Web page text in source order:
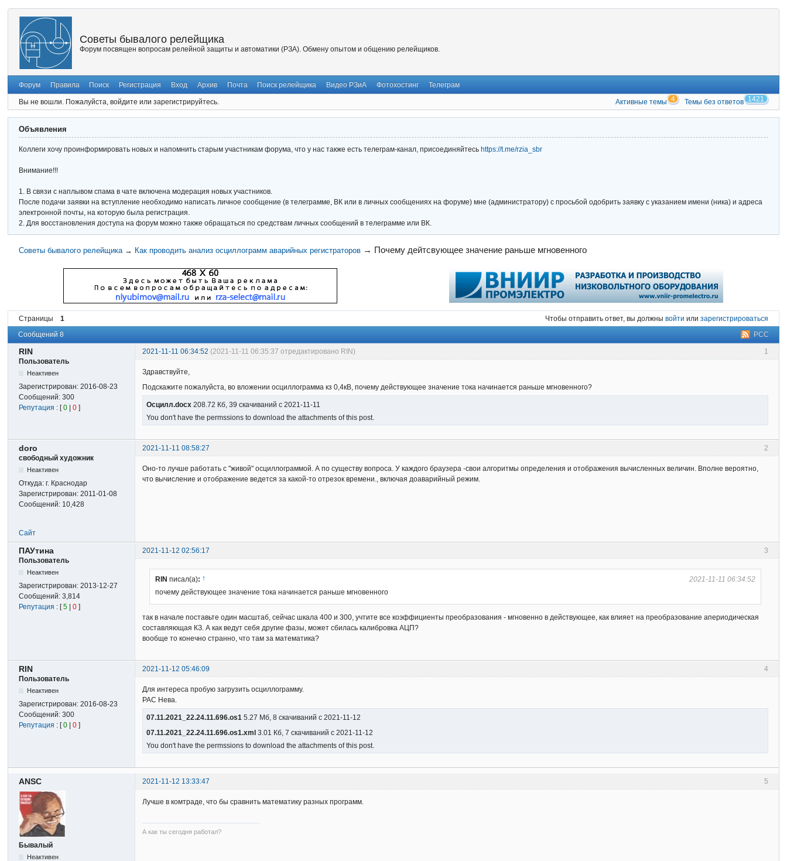
Советы бывалого релейщика
Форум посвящен вопросам релейной защиты и автоматики (РЗА). Обмену опытом и общению релейщиков.
Форум Правила Поиск Регистрация Вход Архив Почта Поиск релейщика Видео РЗиА Фотохостинг Телеграм
Вы не вошли. Пожалуйста, войдите или зарегистрируйтесь. Активные темы 4 Темы без ответов 1421
Объявления
Коллеги хочу проинформировать новых и напомнить старым участникам форума, что у нас также есть телеграм-канал, присоединяйтесь https://t.me/rzia_sbr
Внимание!!!
1. В связи с наплывом спама в чате включена модерация новых участников.
После подачи заявки на вступление необходимо написать личное сообщение (в телеграмме, ВК или в личных сообщениях на форуме) мне (администратору) с просьбой одобрить заявку с указанием имени (ника) и адреса
электронной почты, на которую была регистрация.
2. Для восстановления доступа на форум можно также обращаться по средствам личных сообщений в телеграмме или ВК.
Советы бывалого релейщика → Как проводить анализ осциллограмм аварийных регистраторов → Почему дейтсвующее значение раньше мгновенного
Страницы 1 Чтобы отправить ответ, вы должны войти или зарегистрироваться
РСС
Сообщений 8
1
RIN 2021-11-11 06:34:52 (2021-11-11 06:35:37 отредактировано RIN)
Пользователь
Неактивен
Зарегистрирован:2016-08-23
Сообщений:300
Репутация : [0 |0 ]
Здравствуйте,
Подскажите пожалуйста, во вложении осциллограмма кз 0,4кВ, почему действующее значение тока начинается раньше мгновенного?
Осцилл.docx 208.72 Кб, 39 скачиваний с 2021-11-11
You don't have the permssions to download the attachments of this post.
2
doro
2021-11-11 08:58:27
свободный художник
Неактивен
Откуда:г. Краснодар
Зарегистрирован:2011-01-08
Сообщений: 10,428
Оно-то лучше работать с "живой" осциллограммой. А по существу вопроса. У каждого браузера -свои алгоритмы определения и отображения вычисленных величин. Вполне вероятно,
что вычисление и отображение ведется за какой-то отрезок времени., включая доаварийный режим.
Сайт
3
ПАУтина
2021-11-12 02:56:17
Пользователь
Неактивен
Зарегистрирован:2013-12-27
Сообщений:3,814
Репутация : [5 |0 ]
RIN писал(а): ↑
2021-11-11 06:34:52
почему действующее значение тока начинается раньше мгновенного
так в начале поставьте один масштаб, сейчас шкала 400 и 300, учтите все коэффициенты преобразования - мгновенно в действующее, как влияет на преобразование апериодическая
составляющая КЗ. А как ведут себя другие фазы, может сбилась калибровка АЦП?
вообще то конечно странно, что там за математика?
4
RIN
2021-11-12 05:46:09
Пользователь
Неактивен
Зарегистрирован:2016-08-23
Сообщений:300
Репутация : [0 |0 ]
Для интереса пробую загрузить осциллограмму.
РАС Нева.
07.11.2021_22.24.11.696.os1 5.27 Мб, 8 скачиваний с 2021-11-12
07.11.2021_22.24.11.696.os1.xml 3.01 Кб, 7 скачиваний с 2021-11-12
You don't have the permssions to download the attachments of this post.
5
ANSC 2021-11-12 13:33:47
Бывалый
Неактивен
Лучше в комтраде, что бы сравнить математику разных программ.
А как ты сегодня работал?